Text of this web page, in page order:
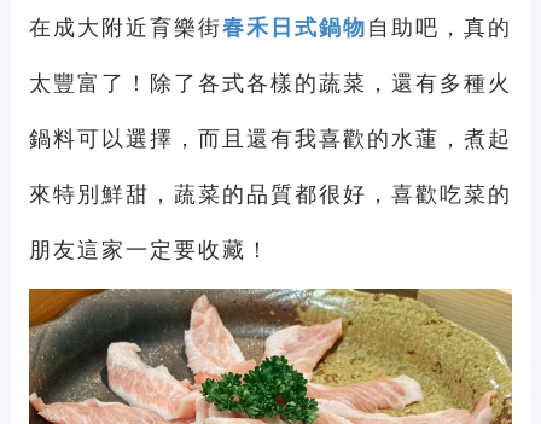
在成大附近育樂街春禾日式鍋物自助吧，真的
太豐富了！除了各式各樣的蔬菜，還有多種火
鍋料可以選擇，而且還有我喜歡的水蓮，煮起
來特別鮮甜，蔬菜的品質都很好，喜歡吃菜的
朋友這家一定要收藏！